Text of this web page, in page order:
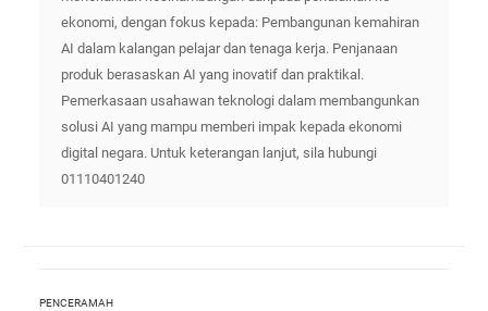
ekonomi, dengan fokus kepada: Pembangunan kemahiran
AI dalam kalangan pelajar dan tenaga kerja. Penjanaan
produk berasaskan AI yang inovatif dan praktikal.
Pemerkasaan usahawan teknologi dalam membangunkan
solusi AI yang mampu memberi impak kepada ekonomi
digital negara. Untuk keterangan lanjut, sila hubungi
01110401240
PENCERAMAH